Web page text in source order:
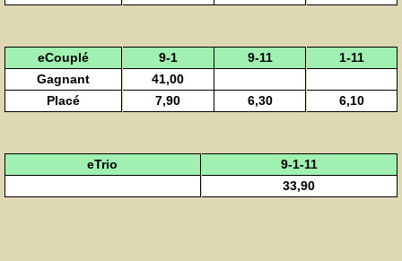
eCouplé 9-1 9-11
1-11
Gagnant
41,00
Placé
7,90 6,30 6,10
eTrio
9-1-11
33,90